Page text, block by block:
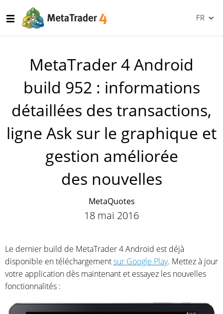
FR
MetaTrader 4 Android
build 952 : informations
détaillées des transactions,
ligne Ask sur le graphique et
gestion améliorée
des nouvelles
MetaQuotes
18 mai 2016
Le dernier build de MetaTrader 4 Android est déjà
disponible en téléchargementsur Google Play. Mettez à jour
votre application dès maintenant et essayez les nouvelles
fonctionnalités :